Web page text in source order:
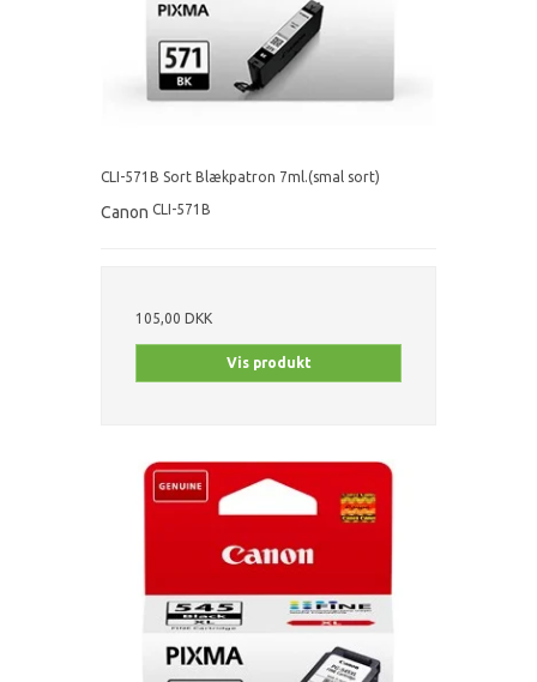
CLI-571B Sort Blækpatron 7ml.(smal sort)
Canon CLI-571B
105,00 DKK
Vis produkt